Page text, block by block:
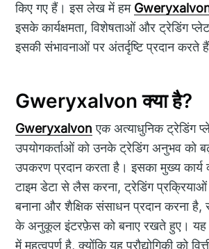
किए गए हैं। इस लेख में हम
इसके कार्यक्षमता, विशेषताओं और ट्रेडिंग
इसकी संभावनाओं पर अंतर्दृष्टि प्रदान करते
Gweryxalvon क्या है?
Gweryxalvon एक अत्याधुनिक ट्रेडिंग
उपयोगकर्ताओं को उनके ट्रेडिंग अनुभव को
उपकरण प्रदान करता है। इसका मुख्य कार्य
टाइम डेटा से लैस करना, ट्रेडिंग प्रक्रियाओं
बनाना और शैक्षिक संसाधन प्रदान करना है,
के अनुकूल इंटरफ़ेस को बनाए रखते हुए। यह
में महत्वपूर्ण है, क्योंकि यह प्रौद्योगिकी को